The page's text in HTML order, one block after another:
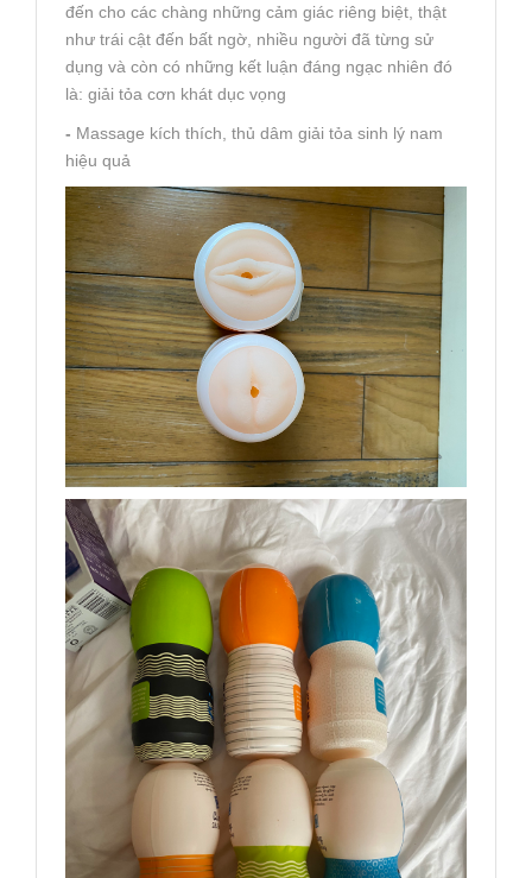
đến cho các chàng những cảm giác riêng biệt, thật
như trái cật đến bất ngờ, nhiều người đã từng sử
dụng và còn có những kết luận đáng ngạc nhiên đó
là: giải tỏa cơn khát dục vọng
- Massage kích thích, thủ dâm giải tỏa sinh lý nam
hiệu quả